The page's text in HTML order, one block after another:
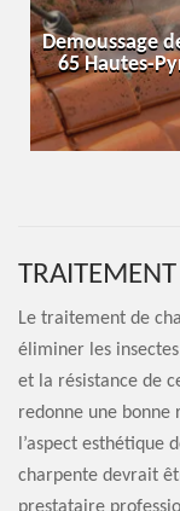
Demoussage
65 Hautes-
Le traitement de
éliminer les
et la résistance de
redonne une
l’aspect
charpente devrait